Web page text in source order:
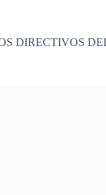
DIRECTIVOS